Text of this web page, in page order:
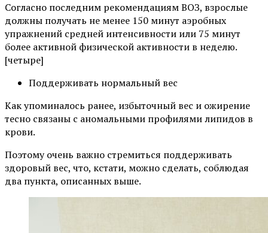
Согласно последним рекомендациям ВОЗ, взрослые
должны получать не менее 150 минут аэробных
упражнений средней интенсивности или 75 минут
более активной физической активности в неделю.
[четыре]
Поддерживать нормальный вес
Как упоминалось ранее, избыточный вес и ожирение
тесно связаны с аномальными профилями липидов в
крови.
Поэтому очень важно стремиться поддерживать
здоровый вес, что, кстати, можно сделать, соблюдая
два пункта, описанных выше.